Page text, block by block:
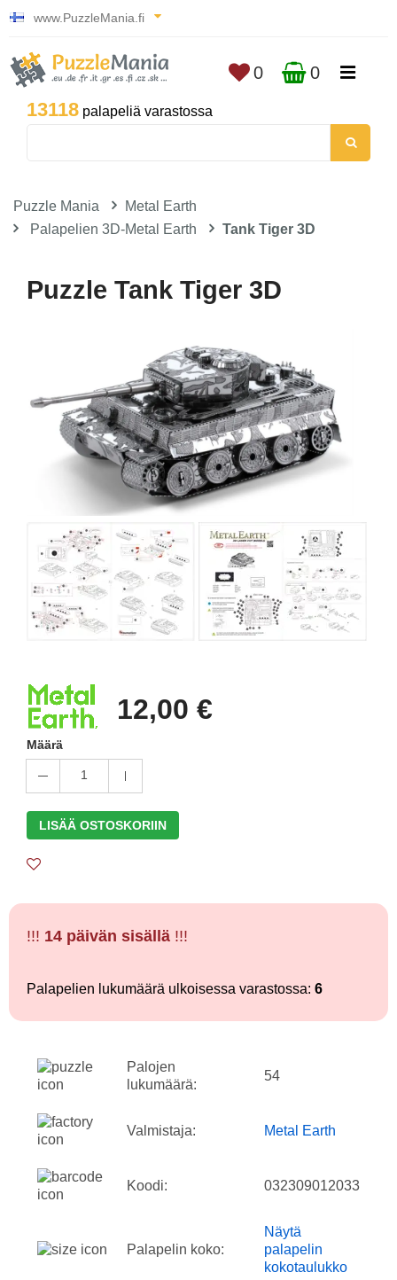
www.PuzzleMania.fi
13118 palapeliä varastossa
0 0
Puzzle Mania
Metal Earth
Palapelien 3D-Metal Earth
Tank Tiger 3D
Puzzle Tank Tiger 3D
12,00 €
Määrä
1
LISÄÄ OSTOSKORIIN
!!! 14 päivän sisällä !!!
Palapelien lukumäärä ulkoisessa varastossa: 6
Palojen
lukumäärä:
54
Valmistaja: Metal Earth
Koodi: 032309012033
Palapelin koko:
Näytä
palapelin
kokotaulukko